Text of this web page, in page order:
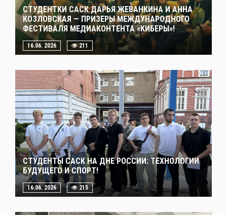
СТУДЕНТКИ САСК ДАРЬЯ ЖЕВАНКИНА И АННА
КОЗЛОВСКАЯ — ПРИЗЕРЫ МЕЖДУНАРОДНОГО
ФЕСТИВАЛЯ МЕДИАКОНТЕНТА «КИБЕРЫ»!
16.06. 2026 211
СТУДЕНТЫ САСК НА ДНЕ РОССИИ: ТЕХНОЛОГИИ
БУДУЩЕГО И СПОРТ!
16.06. 2026 215